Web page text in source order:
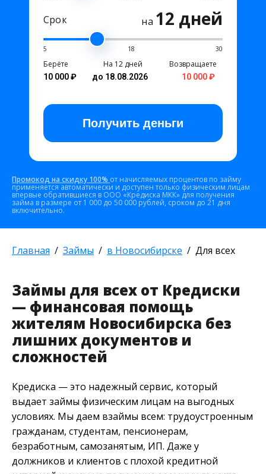
Срок на 12 дней
5 18 30
Берёте
10 000 ₽
На 12 дней
до 18.08.2026
Возвращаете
10 000 ₽
Получить деньги
Промокод на скидку 100% от начисляемых процентов по займу
применяется автоматически и доступен только физическим лицам
впервые обратившиеся в ООО «Кредиска МКК» для получения
займа в размере от 1 000 до 50 000 рублей, сроком до 21 дня
включительно.
Главная Займы в Новосибирске Для всех
Займы для всех от Кредиски
— финансовая помощь
жителям Новосибирска без
лишних документов и
сложностей
Кредиска — это надежный сервис, который
выдает займы физическим лицам на выгодных
условиях. Мы даем взаймы всем: трудоустроенным
гражданам, студентам, пенсионерам,
безработным, самозанятым, ИП. Даже у
должников и клиентов с плохой кредитной